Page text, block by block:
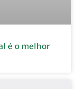
é o melhor